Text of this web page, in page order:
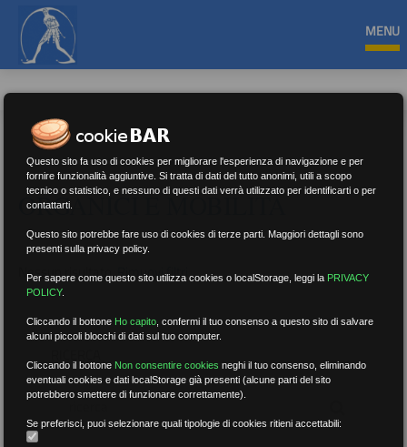
MENU
ORGANICI E MOBILITÀ
Nessun risultato.Rimuovi filtri
Questo sito fa uso di cookies per migliorare l'esperienza di navigazione e per
fornire funzionalità aggiuntive. Si tratta di dati del tutto anonimi, utili a scopo
tecnico o statistico, e nessuno di questi dati verrà utilizzato per identificarti o per
contattarti.
Questo sito potrebbe fare uso di cookies di terze parti. Maggiori dettagli sono
presenti sulla privacy policy.
Per sapere come questo sito utilizza cookies o localStorage, leggi la PRIVACY
POLICY.
Cliccando il bottone Ho capito ,confermi il tuo consenso a questo sito di salvare
alcuni piccoli blocchi di dati sul tuo computer.
Cliccando il bottone Non consentire cookies neghi il tuo consenso, eliminando
eventuali cookies e dati localStorage già presenti (alcune parti del sito
potrebbero smettere di funzionare correttamente).
Se preferisci, puoi selezionare quali tipologie di cookies ritieni accettabili: